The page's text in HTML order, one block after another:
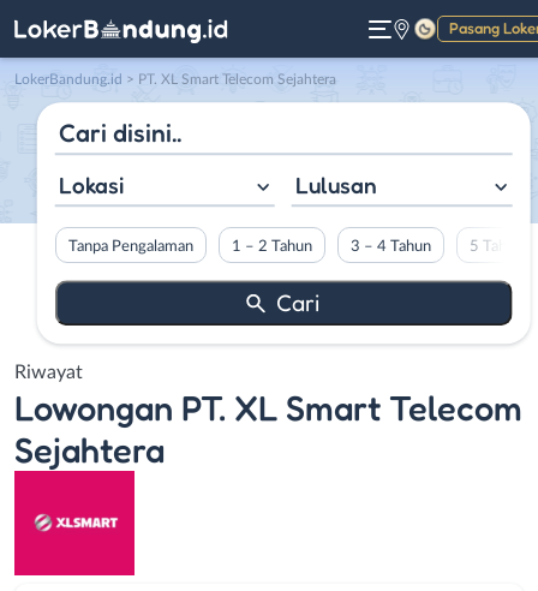
Pasang
Gelap
LokerBandung.id > PT. XL Smart Telecom Sejahtera
Lokasi Lulusan
Tanpa Pengalaman 1 – 2 Tahun 3 – 4 Tahun 5 Tahun
Riwayat
Lowongan PT. XL Smart Telecom
Sejahtera